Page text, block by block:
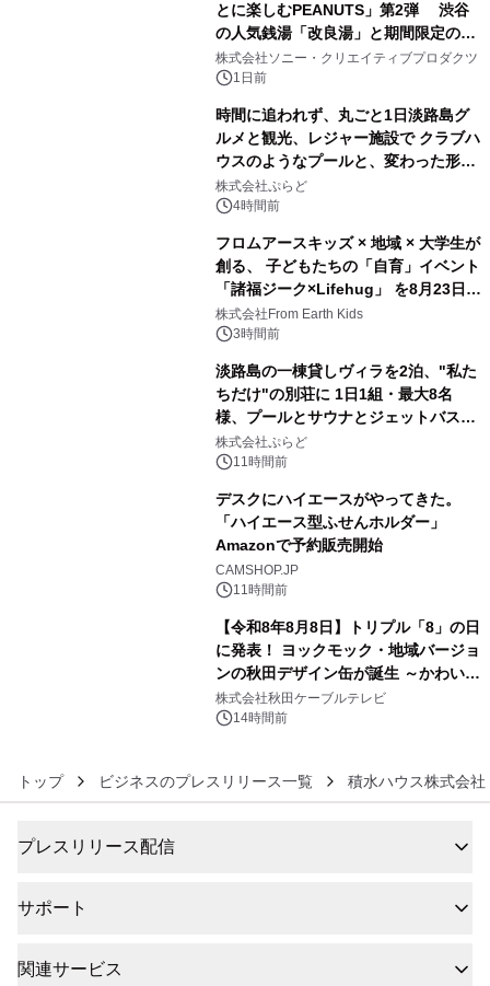
とに楽しむPEANUTS」第2弾 渋谷
の人気銭湯「改良湯」と期間限定のコ
ラボレーション サウナイキタイコラ
ボグッズも発売決定！
株式会社ソニー・クリエイティブプロダクツ
1日前
時間に追われず、丸ごと1日淡路島グ
ルメと観光、レジャー施設で クラブハ
ウスのようなプールと、変わった形の
サウナも 「THE BOXY AWAJI」のお
得な素泊まり連泊プランで
株式会社ぷらど
4時間前
フロムアースキッズ × 地域 × 大学生が
創る、 子どもたちの「自育」イベント
「諸福ジーク×Lifehug」 を8月23日
(日)開催
株式会社From Earth Kids
3時間前
淡路島の一棟貸しヴィラを2泊、"私た
ちだけ"の別荘に 1日1組・最大8名
様、プールとサウナとジェットバス付
きで Villa Mon Temps AWAJIの連泊
素泊りプラン
株式会社ぷらど
11時間前
デスクにハイエースがやってきた。
「ハイエース型ふせんホルダー」
Amazonで予約販売開始
CAMSHOP.JP
11時間前
【令和8年8月8日】トリプル「8」の日
に発表！ ヨックモック・地域バージョ
ンの秋田デザイン缶が誕生 ～かわいい
秋田犬の子犬と秋田の四季と名所を巡
るパッケージ～ 9月1日(火)秋田県内で
株式会社秋田ケーブルテレビ
14時間前
トップ ビジネスのプレスリリース一覧 積水ハウス株式会社
プレスリリース配信
サポート
関連サービス